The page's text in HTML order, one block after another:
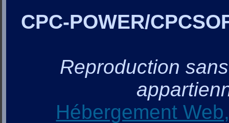
CPC-POWER/
Reproduction
Hébergement